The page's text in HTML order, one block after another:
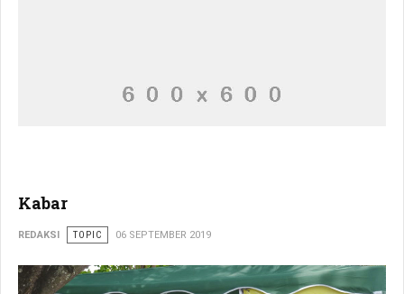
Kabar
REDAKSI TOPIC 06 SEPTEMBER 2019